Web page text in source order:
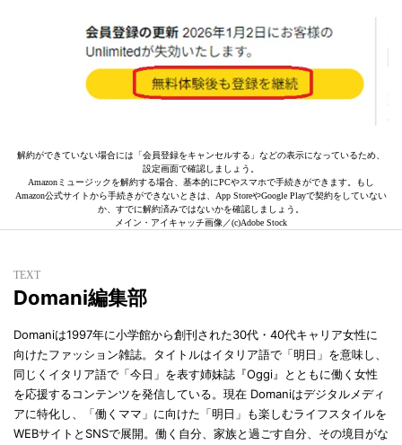
解約ができていない場合には「会員登録をキャンセルする」などの表示になっているため、
設定画面で確認しましょう。
Amazonミュージックを解約する場合、基本的にPCやスマホで手続きができます。もし
Amazon公式サイトから手続きができないときは、App StoreやGoogle Playで契約をしていない
か、すでに解約済みではないかを確認しましょう。
メイン・アイキャッチ画像／(c)Adobe Stock
TEXT
Domani編集部
Domaniは1997年に小学館から創刊された30代・40代キャリア女性に
向けたファッション雑誌。タイトルはイタリア語で「明日」を意味し、
同じくイタリア語で「今日」を表す姉妹誌『Oggi』とともに働く女性
を応援するコンテンツを発信している。現在 Domaniはデジタルメディ
アに特化し、「働くママ」に向けた「明日」も楽しむライフスタイルを
WEBサイトとSNSで展開。働く自分、家族と過ごす自分、その境目がな